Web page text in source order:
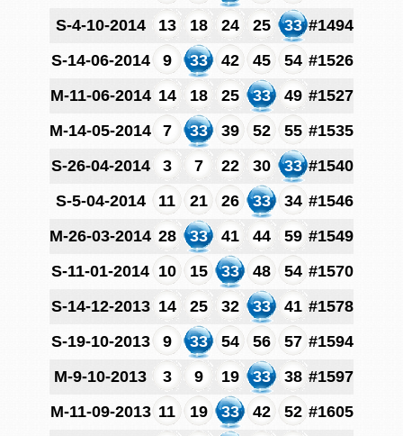
S-4-10-2014
13 18 24 25 33 #1494
S-14-06-2014
9 33 42 45 54 #1526
M-11-06-2014 14 18 25 33 49 #1527
M-14-05-2014
7 33 39 52 55 #1535
S-26-04-2014
3 7 22 30 33 #1540
S-5-04-2014
11 21 26 33 34 #1546
M-26-03-2014 28 33 41 44 59 #1549
S-11-01-2014 10 15 33 48 54 #1570
S-14-12-2013 14 25 32 33 41 #1578
S-19-10-2013
9 33 54 56 57 #1594
M-9-10-2013
3 9 19 33 38 #1597
M-11-09-2013 11 19 33 42 52 #1605